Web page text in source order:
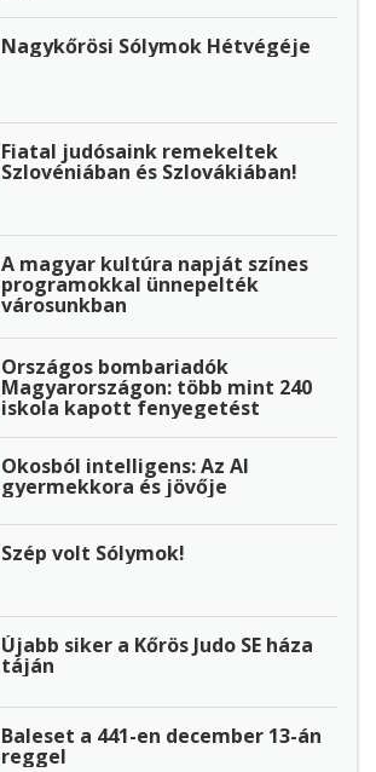
Nagykőrösi Sólymok Hétvégéje
Fiatal judósaink remekeltek
Szlovéniában és Szlovákiában!
A magyar kultúra napját színes
programokkal ünnepelték
városunkban
Országos bombariadók
Magyarországon: több mint 240
iskola kapott fenyegetést
Okosból intelligens: Az AI
gyermekkora és jövője
Szép volt Sólymok!
Újabb siker a Kőrös Judo SE háza
táján
Baleset a 441-en december 13-án
reggel